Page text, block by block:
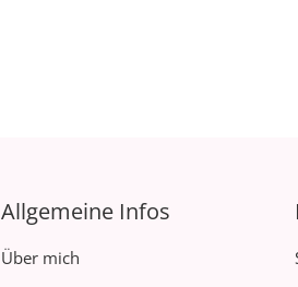
Allgemeine Infos
Über mich